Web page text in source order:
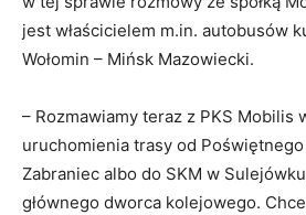
jest właścicielem m.in. autobusów
Wołomin – Mińsk Mazowiecki.
– Rozmawiamy teraz z PKS Mobilis
uruchomienia trasy od
Zabraniec albo do SKM w
głównego dworca kolejowego.